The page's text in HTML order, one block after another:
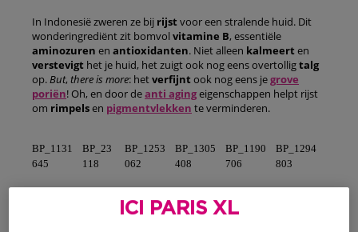
In Indonesië zweren ze bij rijst voor een stralende huid. Dit
wonderingrediënt zit bomvol vitamine B, essentiële
aminozuren en antioxidanten. Niet alleen kalmeert en
verstevigt het je huid, het zuigt ook nog eens overtolligtalg
op.But, there is more: hetverfijnt ook nog eens jegrove
poriën! Oh, en door deanti agingeigenschappen helpt rijst
om rimpelsen pigmentvlekken te verminderen.
BP_1131
645
BP_23
118
BP_1253
062
BP_1305
408
BP_1190
706
BP_1294
803
ICI PARIS XL